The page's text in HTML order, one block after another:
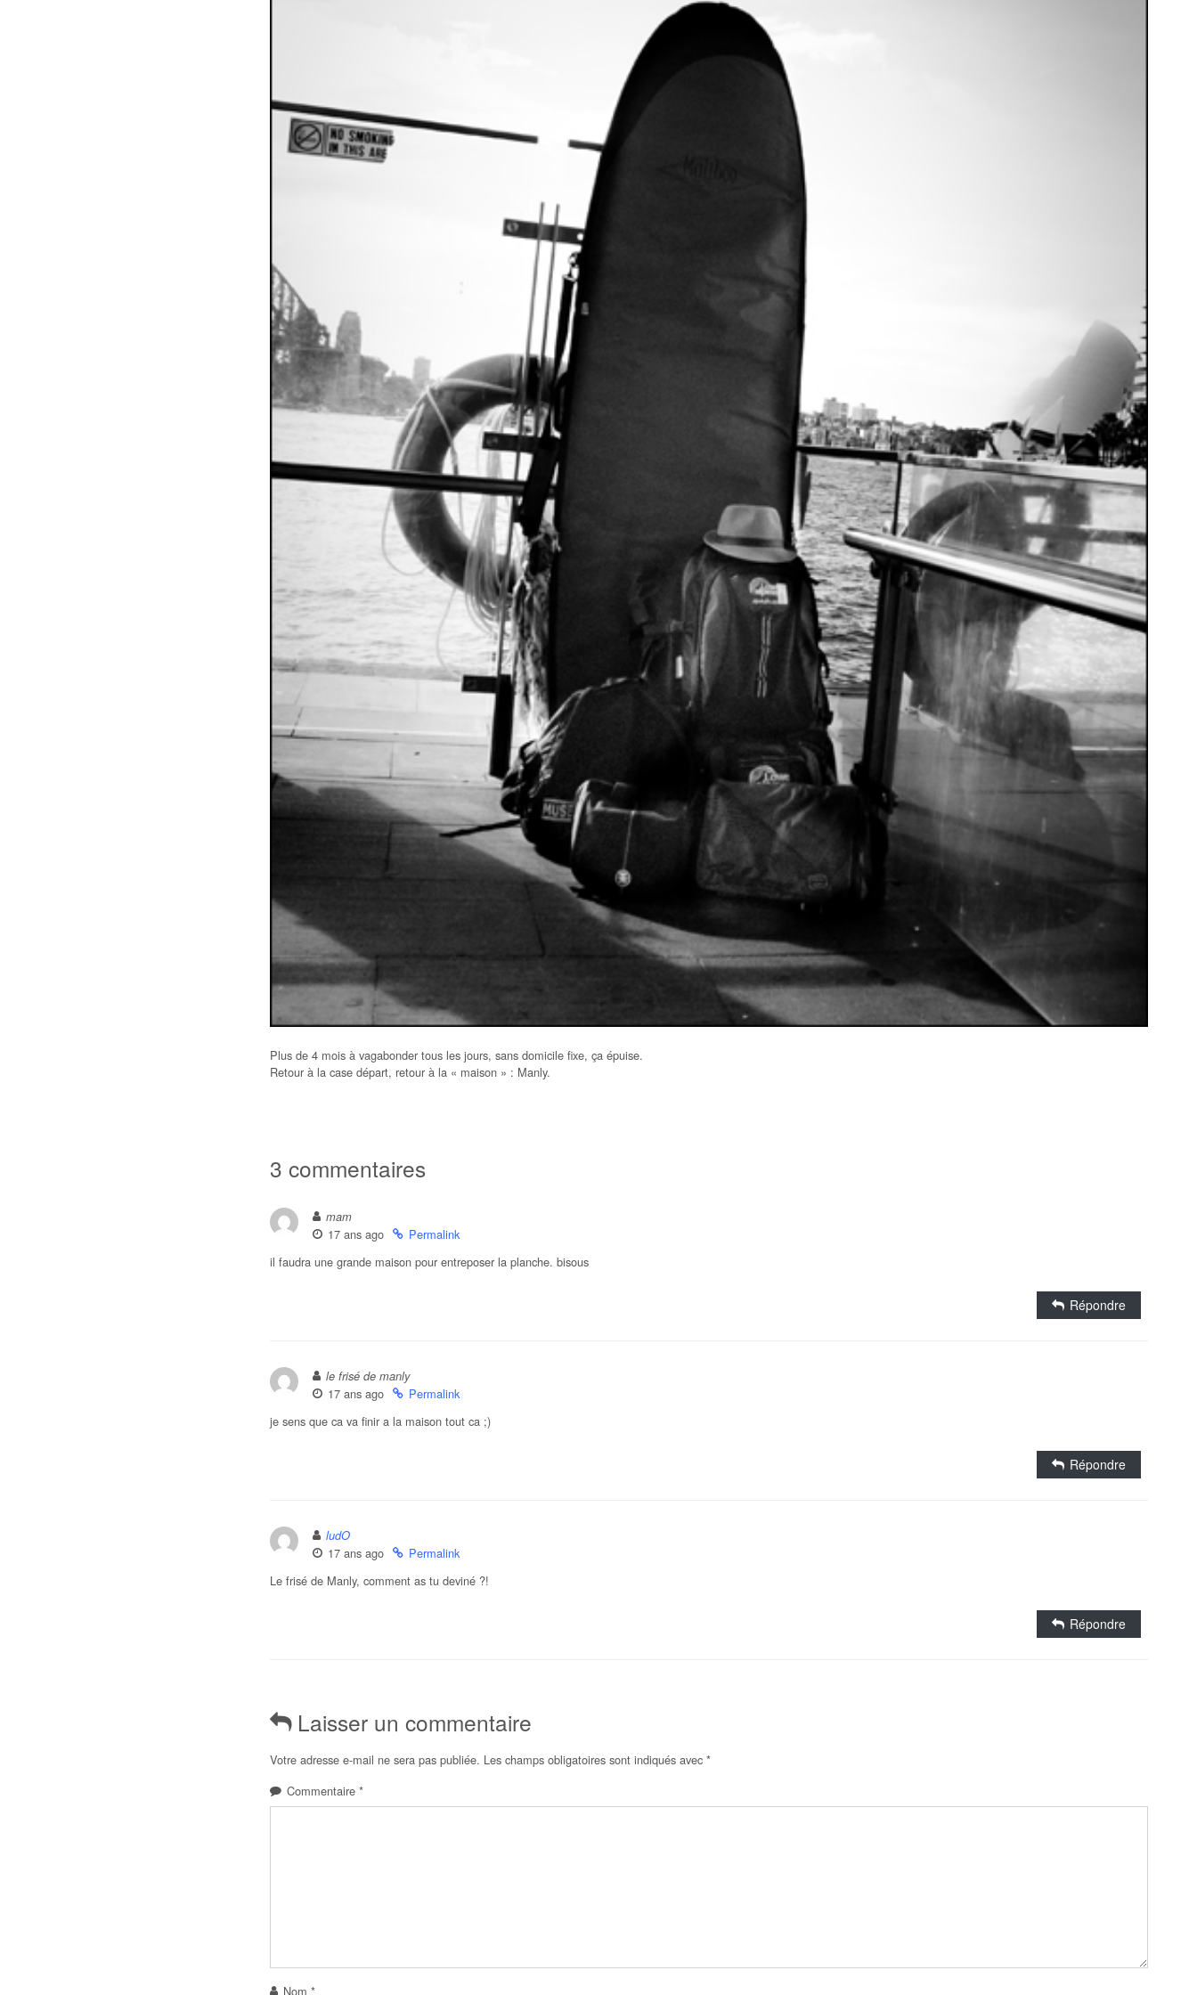
Plus de 4 mois à vagabonder tous les jours, sans domicile fixe, ça épuise.
Retour à la case départ, retour à la « maison » : Manly.
3 commentaires
mam
17 ans ago
Permalink
il faudra une grande maison pour entreposer la planche. bisous
Répondre
le frisé de manly
17 ans ago
Permalink
je sens que ca va finir a la maison tout ca ;)
Répondre
ludO
17 ans ago
Permalink
Le frisé de Manly, comment as tu deviné ?!
Répondre
Laisser un commentaire
Votre adresse e-mail ne sera pas publiée. Les champs obligatoires sont indiqués avec *
Commentaire *
Nom *